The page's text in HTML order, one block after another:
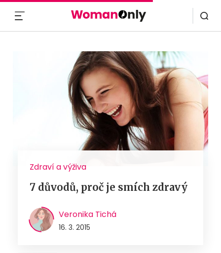
Zdraví a výživa
7 důvodů, proč je smích zdravý
Veronika Tichá
16. 3. 2015